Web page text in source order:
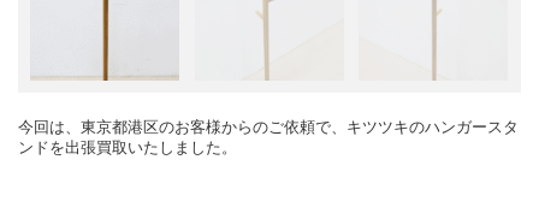
今回は、東京都港区のお客様からのご依頼で、キツツキのハンガースタ
ンドを出張買取いたしました。